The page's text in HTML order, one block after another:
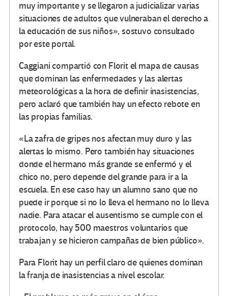
muy importante y se llegaron a judicializar varias
situaciones de adultos que vulneraban el derecho a
la educación de sus niños», sostuvo consultado
por este portal.
Caggiani compartió con Florit el mapa de causas
que dominan las enfermedades y las alertas
meteorológicas a la hora de definir inasistencias,
pero aclaró que también hay un efecto rebote en
las propias familias.
«La zafra de gripes nos afectan muy duro y las
alertas lo mismo. Pero también hay situaciones
donde el hermano más grande se enfermó y el
chico no, pero depende del grande para ir a la
escuela. En ese caso hay un alumno sano que no
puede ir porque si no lo lleva el hermano no lo lleva
nadie. Para atacar el ausentismo se cumple con el
protocolo, hay 500 maestros voluntarios que
trabajan y se hicieron campañas de bien público».
Para Florit hay un perfil claro de quienes dominan
la franja de inasistencias a nivel escolar.